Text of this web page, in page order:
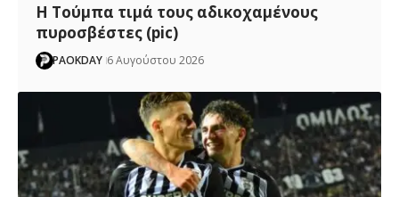
H Tούμπα τιμά τους αδικοχαμένους
πυροσβέστες (pic)
PAOKDAY 6 Αυγούστου 2026